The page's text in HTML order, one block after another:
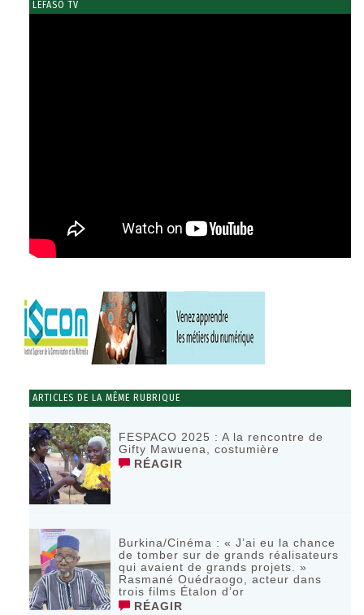
LEFASO TV
ARTICLES DE LA MÊME RUBRIQUE
FESPACO 2025 : A la rencontre de
Gifty Mawuena, costumière
RÉAGIR
Burkina/Cinéma : « J’ai eu la chance
de tomber sur de grands réalisateurs
qui avaient de grands projets. »
Rasmané Ouédraogo, acteur dans
trois films Étalon d’or
RÉAGIR